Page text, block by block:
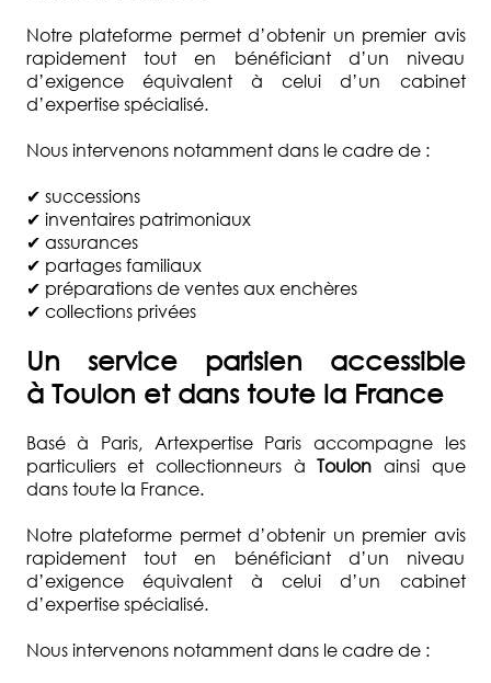
Notre plateforme permet d’obtenir un premier avis
rapidement tout en bénéficiant d’un niveau
d’exigence équivalent à celui d’un cabinet
d’expertise spécialisé.
Nous intervenons notamment dans le cadre de :
✔ successions
✔ inventaires patrimoniaux
✔ assurances
✔ partages familiaux
✔ préparations de ventes aux enchères
✔ collections privées
Un service parisien accessible
à Toulon et dans toute la France
Basé à Paris, Artexpertise Paris accompagne les
particuliers et collectionneurs àToulon ainsi que
dans toute la France.
Notre plateforme permet d’obtenir un premier avis
rapidement tout en bénéficiant d’un niveau
d’exigence équivalent à celui d’un cabinet
d’expertise spécialisé.
Nous intervenons notamment dans le cadre de :